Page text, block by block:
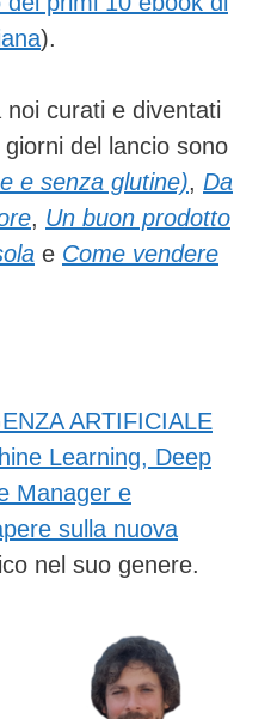
).
curati e diventati
del lancio sono
e senza glutine), Da
, Un buon prodotto
e Come vendere
ARTIFICIALE
Learning, Deep
Manager e
sulla nuova
nel suo genere.